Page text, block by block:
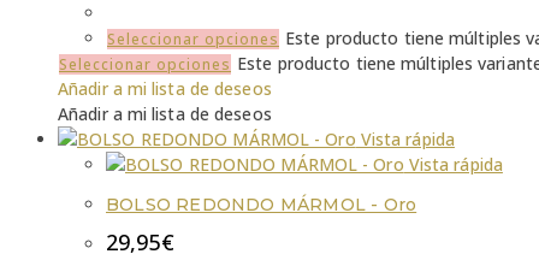
Seleccionar opciones Este producto tiene múltiples
Seleccionar opciones Este producto tiene múltiples
Añadir a mi lista de deseos
Añadir a mi lista de deseos
Vista rápida
Vista rápida
BOLSO REDONDO MÁRMOL - Oro
29,95€